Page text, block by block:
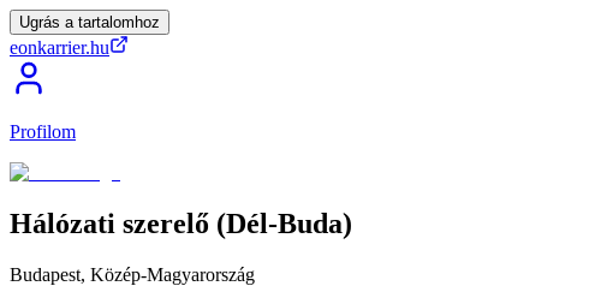
Ugrás a tartalomhoz
eonkarrier.hu
Profilom
Hálózati szerelő (Dél-Buda)
Budapest, Közép-Magyarország